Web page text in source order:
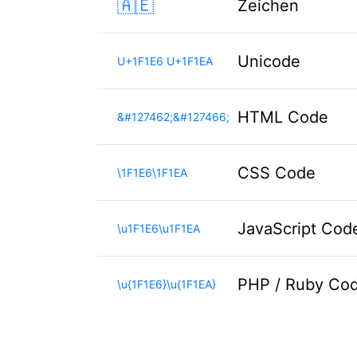
🇦🇪 Zeichen
U+1F1E6 U+1F1EA Unicode
&#127462;&#127466; HTML Code
\1F1E6\1F1EA CSS Code
\u1F1E6\u1F1EA JavaScript
\u{1F1E6}\u{1F1EA} PHP / Ruby